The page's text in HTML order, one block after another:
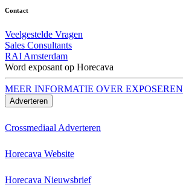
Contact
Veelgestelde Vragen
Sales Consultants
RAI Amsterdam
Word exposant op Horecava
MEER INFORMATIE OVER EXPOSEREN
Adverteren
Crossmediaal Adverteren
Horecava Website
Horecava Nieuwsbrief